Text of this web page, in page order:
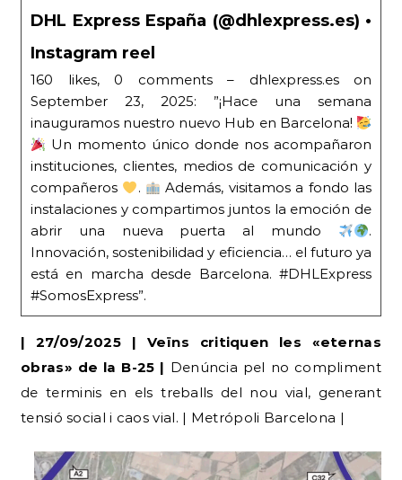
DHL Express España (@dhlexpress.es) •
Instagram reel
160 likes, 0 comments – dhlexpress.es on
September 23, 2025: ”¡Hace una semana
inauguramos nuestro nuevo Hub en Barcelona!
Un momento único donde nos acompañaron
instituciones, clientes, medios de comunicación y
compañeros
.
Además, visitamos a fondo las
instalaciones y compartimos juntos la emoción de
abrir una nueva puerta al mundo
.
Innovación, sostenibilidad y eficiencia… el futuro ya
está en marcha desde Barcelona. #DHLExpress
#SomosExpress”.
| 27/09/2025 | Veïns critiquen les «eternas
obras» de la B-25 | Denúncia pel no compliment
de terminis en els treballs del nou vial, generant
tensió social i caos vial. | Metrópoli Barcelona |